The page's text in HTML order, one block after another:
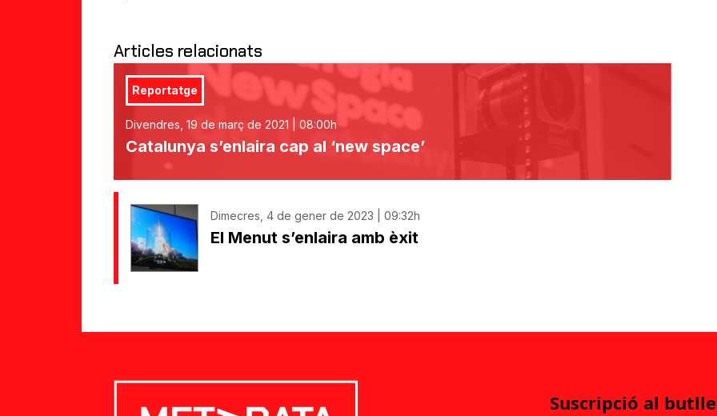
Articles relacionats
Reportatge
Divendres, 19 de març de 2021 | 08:00h
Catalunya s’enlaira cap al ‘new space’
Dimecres, 4 de gener de 2023 | 09:32h
El Menut s’enlaira amb èxit
Suscripció al